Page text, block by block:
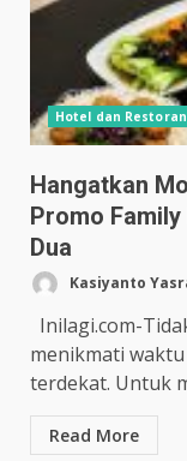
Hotel dan Restoran
Hangatkan
Promo
Dua
Kasiyanto
Inilagi.com-
menikmati
terdekat. Untuk
Read More